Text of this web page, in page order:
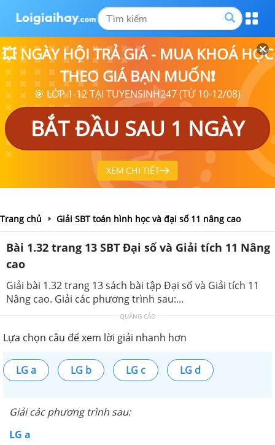
💥 NGÀY HỘI TRẢ GIÁ - MUA KHOÁ HỌC
THEO GIÁ BẠN MUỐN❗
🎯 LỚP 1-12 TẠI TUYENSINH247 (TỪ 10-12/08)
BẮT ĐẦU SAU 1 NGÀY
XEM CHI TIẾT
Trang chủ Giải SBT toán hình học và đại số 11 nâng cao
Bài 1.32 trang 13 SBT Đại số và Giải tích 11 Nâng
cao
Giải bài 1.32 trang 13 sách bài tập Đại số và Giải tích 11
Nâng cao. Giải các phương trình sau:...
QUẢNG CÁO
Lựa chọn câu để xem lời giải nhanh hơn
LG a LG b LG c LG d
Giải các phương trình sau:
LG a